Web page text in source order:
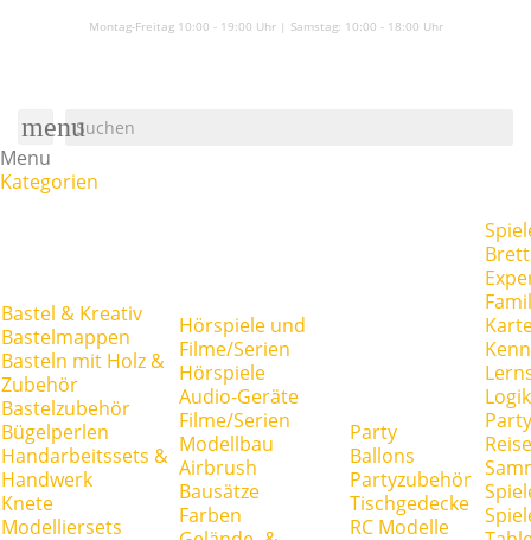
Montag-Freitag 10:00 - 19:00 Uhr | Samstag: 10:00 - 18:00 Uhr
menu
Menu
Kategorien
Bastel & Kreativ
Bastelmappen
Basteln mit Holz &
Zubehör
Bastelzubehör
Bügelperlen
Handarbeitssets &
Handwerk
Knete
Modelliersets
Hörspiele und
Filme/Serien
Hörspiele
Audio-Geräte
Filme/Serien
Modellbau
Airbrush
Bausätze
Farben
Party
Ballons
Partyzubehör
Tischgedecke
RC Modelle